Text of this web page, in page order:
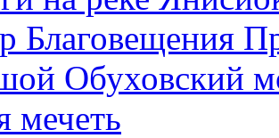
Благовещения
Обуховский
мечеть